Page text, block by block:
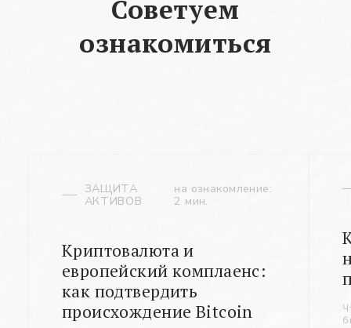
Советуем
ознакомиться
ЗАЩИТА
АКТИВОВ
на ознакомление:
2 мин.
Криптовалюта и
европейский комплаенс:
как подтвердить
происхождение Bitcoin